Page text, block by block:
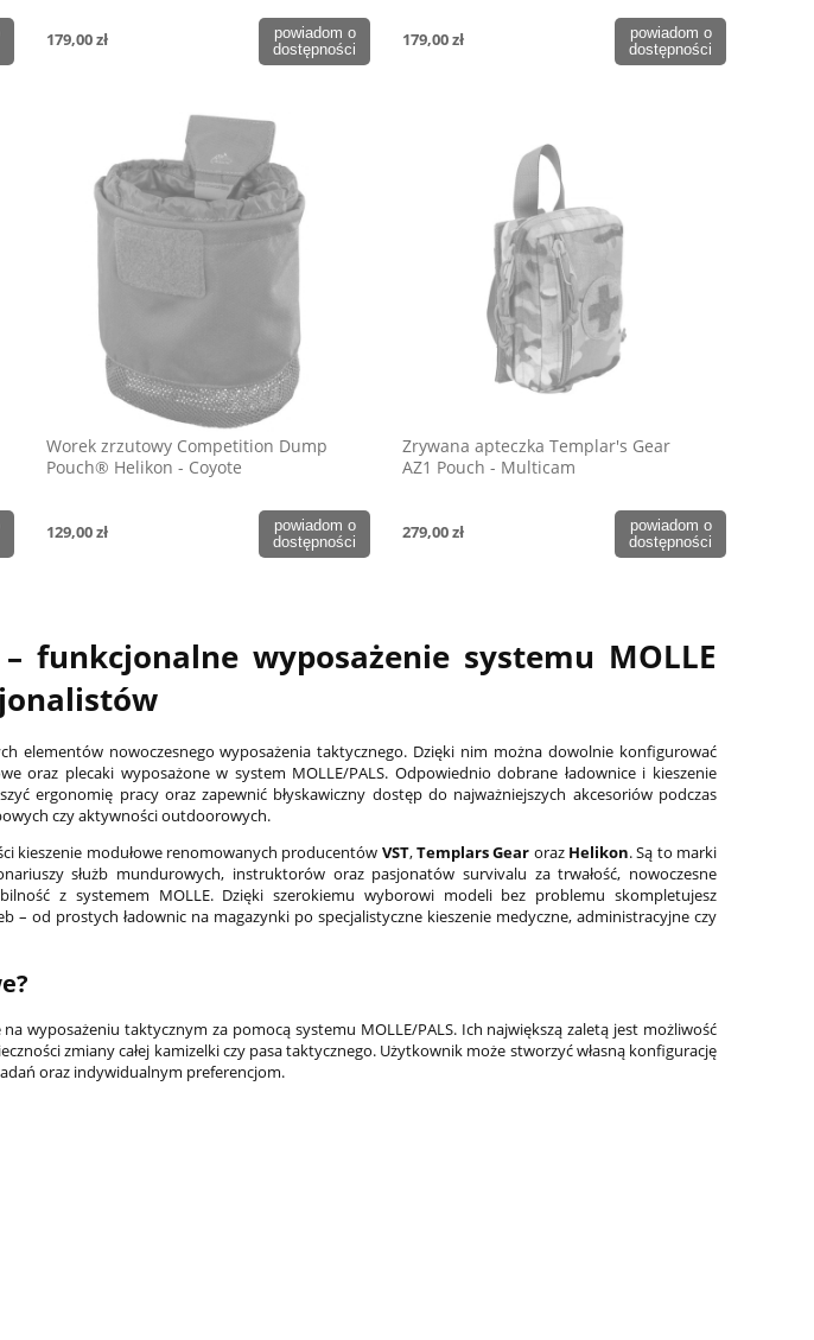
179,00 zł
powiadom o
dostępności
179,00 zł
powiadom o
dostępności
Worek zrzutowy Competition Dump
Pouch® Helikon - Coyote
129,00 zł
powiadom o
dostępności
Zrywana apteczka Templar's Gear
AZ1 Pouch - Multicam
279,00 zł
powiadom o
dostępności
funkcjonalne wyposażenie systemu MOLLE
elementów nowoczesnego wyposażenia taktycznego. Dzięki nim można dowolnie konfigurować
oraz plecaki wyposażone w system MOLLE/PALS. Odpowiednio dobrane ładownice i kieszenie
ergonomię pracy oraz zapewnić błyskawiczny dostęp do najważniejszych akcesoriów podczas
czy aktywności outdoorowych.
kieszenie modułowe renomowanych producentów VST,Templars Gear oraz Helikon. Są to marki
służb mundurowych, instruktorów oraz pasjonatów survivalu za trwałość, nowoczesne
z systemem MOLLE. Dzięki szerokiemu wyborowi modeli bez problemu skompletujesz
– od prostych ładownic na magazynki po specjalistyczne kieszenie medyczne, administracyjne czy
wyposażeniu taktycznym za pomocą systemu MOLLE/PALS. Ich największą zaletą jest możliwość
zmiany całej kamizelki czy pasa taktycznego. Użytkownik może stworzyć własną konfigurację
oraz indywidualnym preferencjom.